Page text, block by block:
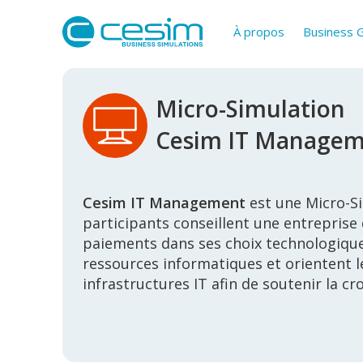
À propos Business
Micro-Simulation
Cesim IT
Cesim IT Management est une Micro-
participants conseillent une entreprise
paiements dans ses choix
ressources informatiques et orientent
infrastructures IT afin de soutenir la